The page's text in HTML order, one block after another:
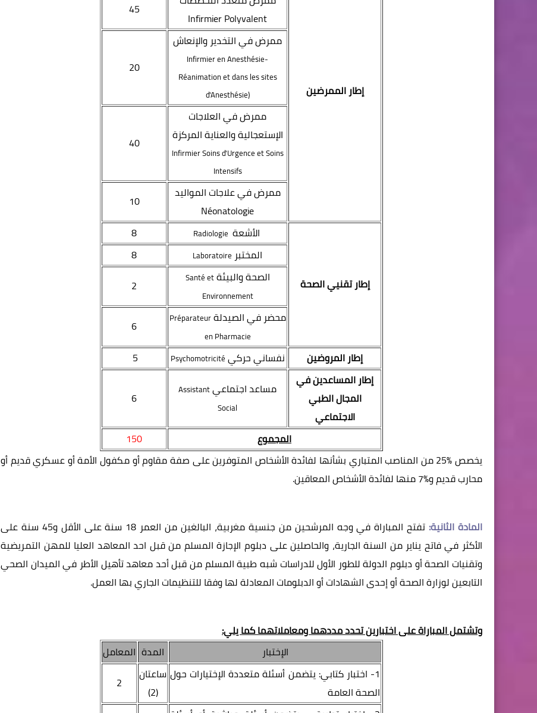
45
Infirmier Polyvalent
إطار الممرضين
20
ممرض في التخدير والإنعاش
Infirmier en Anesthésie-
Réanimation et dans les sites
d'Anesthésie)
40
ممرض في العلاجات
الإستعجالية والعناية المركزة
Infirmier Soins d'Urgence et Soins
Intensifs
10
ممرض في علاجات المواليد
Néonatologie
8
الأشعة
إطار تقنيي الصحة
8 المختبر Laboratoire
2 الصحة والبيئةSanté et
Environnement
6 محضر في الصيدلةPréparateur
en Pharmacie
5 نفساني حركي Psychomotricité إطار المروضين
6
مساعد اجتماعيAssistant
Social
إطار المساعدين في
المجال الطبي
الاجتماعي
150
المجموع
يخصص %25 من المناصب المتباري بشأنها لفائدة الأشخاص المتوفرين على صفة مقاوم أو مكفول الأمة أو عسكري قديم أو
محارب قديم و%7 منها لفائدة الأشخاص المعاقين.
المادة الثانية: تفتح المباراة في وجه المرشحين من جنسية مغربية، البالغين من العمر 18 سنة على الأقل
و45 سنة على
الأكثر في فاتح يناير من السنة الجارية، والحاصلين على دبلوم الإجازة المسلم من قبل احد المعاهد العليا للمهن التمريضية
وتقنيات الصحة أو دبلوم الدولة للطور الأول للدراسات شبه طبية المسلم من قبل أحد معاهد تأهيل الأطر في الميدان الصحي
التابعين لوزارة الصحة أو إحدى الشهادات أو الدبلومات المعادلة لها وفقا للتنظيمات الجاري بها العمل.
وتشتمل المباراة على اختبارين تحدد مددهما ومعاملاتهما كما يلي:
المعامل المدة
الإختبار
2
ساعتان
(2)
1- اختبار كتابي: يتضمن أسئلة متعددة الإختيارات حول
الصحة العامة